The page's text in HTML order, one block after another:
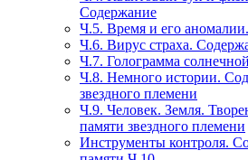
Содержание
Ч.5. Время и его
Ч.6. Вирус страха.
Ч.7. Голограмма
Ч.8. Немного истории.
звездного племени
Ч.9. Человек. Земля.
памяти звездного племени
Инструменты контроля.